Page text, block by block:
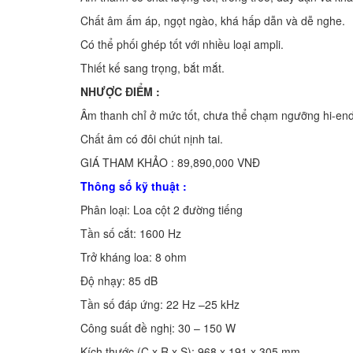
Chất âm ấm áp, ngọt ngào, khá hấp dẫn và dễ nghe.
Có thể phối ghép tốt với nhiều loại ampli.
Thiết kế sang trọng, bắt mắt.
NHƯỢC ĐIỂM :
Âm thanh chỉ ở mức tốt, chưa thể chạm ngưỡng hi-
Chất âm có đôi chút nịnh tai.
GIÁ THAM KHẢO : 89,890,000 VNĐ
Thông số kỹ thuật :
Phân loại: Loa cột 2 đường tiếng
Tần số cắt: 1600 Hz
Trở kháng loa: 8 ohm
Độ nhạy: 85 dB
Tần số đáp ứng: 22 Hz –25 kHz
Công suất đề nghị: 30 – 150 W